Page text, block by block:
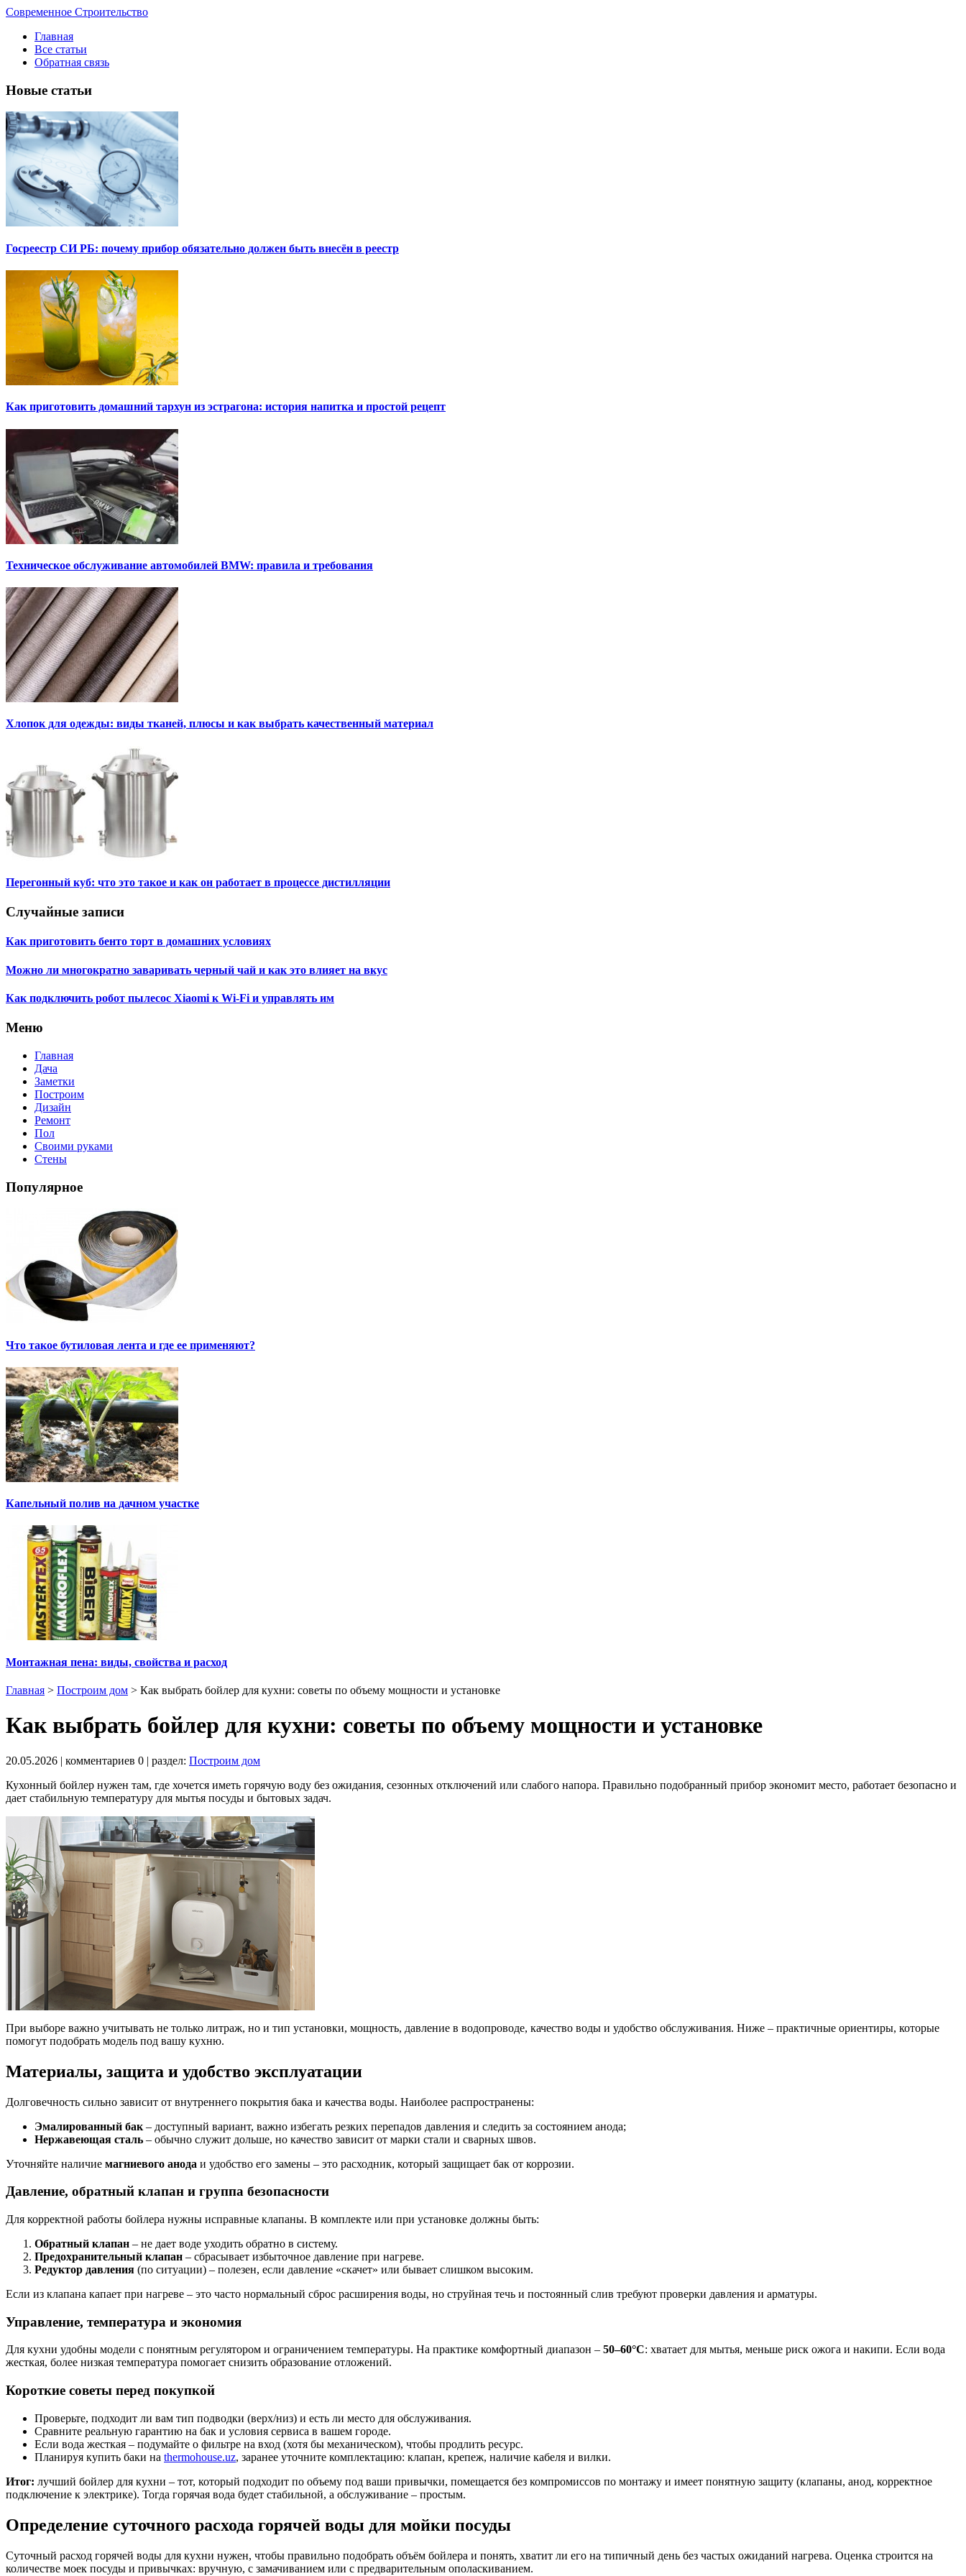
Современное Строительство
Главная
Все статьи
Обратная связь
Новые статьи
Госреестр СИ РБ: почему прибор обязательно должен быть внесён в реестр
Как приготовить домашний тархун из эстрагона: история напитка и простой рецепт
Техническое обслуживание автомобилей BMW: правила и требования
Хлопок для одежды: виды тканей, плюсы и как выбрать качественный материал
Перегонный куб: что это такое и как он работает в процессе дистилляции
Случайные записи
Как приготовить бенто торт в домашних условиях
Можно ли многократно заваривать черный чай и как это влияет на вкус
Как подключить робот пылесос Xiaomi к Wi-Fi и управлять им
Меню
Главная
Дача
Заметки
Построим
Дизайн
Ремонт
Пол
Своими руками
Стены
Популярное
Что такое бутиловая лента и где ее применяют?
Капельный полив на дачном участке
Монтажная пена: виды, свойства и расход
Главная > Построим дом > Как выбрать бойлер для кухни: советы по объему мощности и установке
Как выбрать бойлер для кухни: советы по объему мощности и установке
20.05.2026 | комментариев 0 | раздел: Построим дом
Кухонный бойлер нужен там, где хочется иметь горячую воду без ожидания, сезонных отключений или слабого напора. Правильно подобранный прибор экономит место, работает безопасно и
дает стабильную температуру для мытья посуды и бытовых задач.
При выборе важно учитывать не только литраж, но и тип установки, мощность, давление в водопроводе, качество воды и удобство обслуживания. Ниже – практичные ориентиры, которые
помогут подобрать модель под вашу кухню.
Материалы, защита и удобство эксплуатации
Долговечность сильно зависит от внутреннего покрытия бака и качества воды. Наиболее распространены:
Эмалированный бак – доступный вариант, важно избегать резких перепадов давления и следить за состоянием анода;
Нержавеющая сталь – обычно служит дольше, но качество зависит от марки стали и сварных швов.
Уточняйте наличие магниевого анода и удобство его замены – это расходник, который защищает бак от коррозии.
Давление, обратный клапан и группа безопасности
Для корректной работы бойлера нужны исправные клапаны. В комплекте или при установке должны быть:
Обратный клапан – не дает воде уходить обратно в систему.
Предохранительный клапан – сбрасывает избыточное давление при нагреве.
Редуктор давления (по ситуации) – полезен, если давление «скачет» или бывает слишком высоким.
Если из клапана капает при нагреве – это часто нормальный сброс расширения воды, но струйная течь и постоянный слив требуют проверки давления и арматуры.
Управление, температура и экономия
Для кухни удобны модели с понятным регулятором и ограничением температуры. На практике комфортный диапазон – 50–60°C: хватает для мытья, меньше риск ожога и накипи. Если вода
жесткая, более низкая температура помогает снизить образование отложений.
Короткие советы перед покупкой
Проверьте, подходит ли вам тип подводки (верх/низ) и есть ли место для обслуживания.
Сравните реальную гарантию на бак и условия сервиса в вашем городе.
Если вода жесткая – подумайте о фильтре на вход (хотя бы механическом), чтобы продлить ресурс.
Планируя купить баки на thermohouse.uz, заранее уточните комплектацию: клапан, крепеж, наличие кабеля и вилки.
Итог: лучший бойлер для кухни – тот, который подходит по объему под ваши привычки, помещается без компромиссов по монтажу и имеет понятную защиту (клапаны, анод, корректное
подключение к электрике). Тогда горячая вода будет стабильной, а обслуживание – простым.
Определение суточного расхода горячей воды для мойки посуды
Суточный расход горячей воды для кухни нужен, чтобы правильно подобрать объём бойлера и понять, хватит ли его на типичный день без частых ожиданий нагрева. Оценка строится на
количестве моек посуды и привычках: вручную, с замачиванием или с предварительным ополаскиванием.